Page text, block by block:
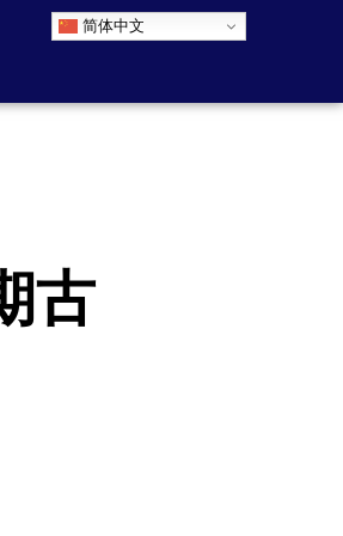
简体中文
古